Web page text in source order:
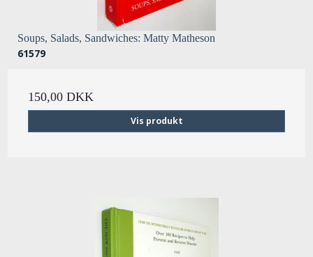
Soups, Salads, Sandwiches: Matty Matheson
61579
150,00 DKK
Vis produkt